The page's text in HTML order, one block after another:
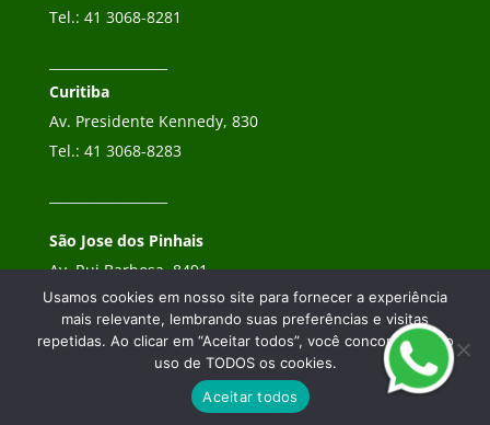
Tel.: 41 3068-8281
Curitiba
Av. Presidente Kennedy, 830
Tel.: 41 3068-8283
São Jose dos Pinhais
Av. Rui Barbosa, 8491
Tel.:41 3068-8282
Usamos cookies em nosso site para fornecer a experiência
mais relevante, lembrando suas preferências e visitas
repetidas. Ao clicar em “Aceitar todos”, você concorda com o
uso de TODOS os cookies.
Aceitar todos